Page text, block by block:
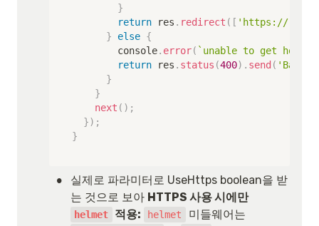
}
return res . redirect ( [ 'https://'
}
else {
				console
. error( ` unable to get host
return res . status (400) . send ( 'Bad
}
}
next ( ) ;
}) ;
}
•
실제로 파라미터로 UseHttps boolean을 받
는 것으로 보아
HTTPS 사용 시에만
helmet 적용: helmet